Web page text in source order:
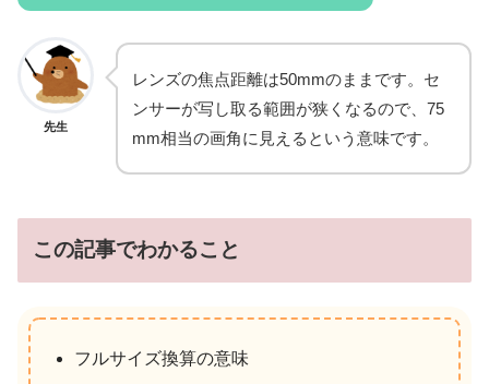
先生
レンズの焦点距離は50mmのままです。セ
ンサーが写し取る範囲が狭くなるので、75
mm相当の画角に見えるという意味です。
この記事でわかること
フルサイズ換算の意味